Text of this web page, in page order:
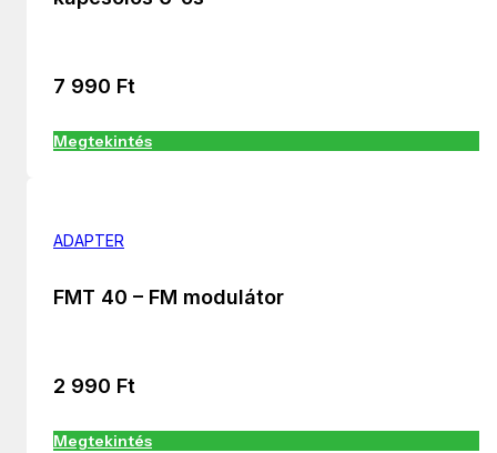
7 990 Ft
Megtekintés
ADAPTER
FMT 40 – FM modulátor
2 990 Ft
Megtekintés